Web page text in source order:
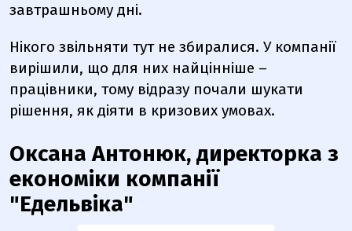
завтрашньому дні.
Нікого звільняти тут не збиралися. У компанії
вирішили, що для них найцінніше –
працівники, тому відразу почали шукати
рішення, як діяти в кризових умовах.
Оксана Антонюк, директорка з
економіки компанії
"Едельвіка"